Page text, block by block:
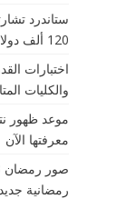
ستاندرد
120 ألف دولار
والكليات
معرفتها الآن
رمضانية